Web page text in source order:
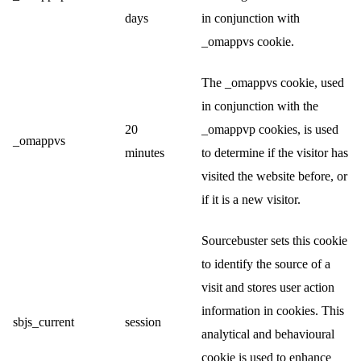
days
in conjunction with
_omappvs cookie.
_omappvs
20
minutes
The _omappvs cookie, used
in conjunction with the
_omappvp cookies, is used
to determine if the visitor has
visited the website before, or
if it is a new visitor.
sbjs_current session
Sourcebuster sets this cookie
to identify the source of a
visit and stores user action
information in cookies. This
analytical and behavioural
cookie is used to enhance